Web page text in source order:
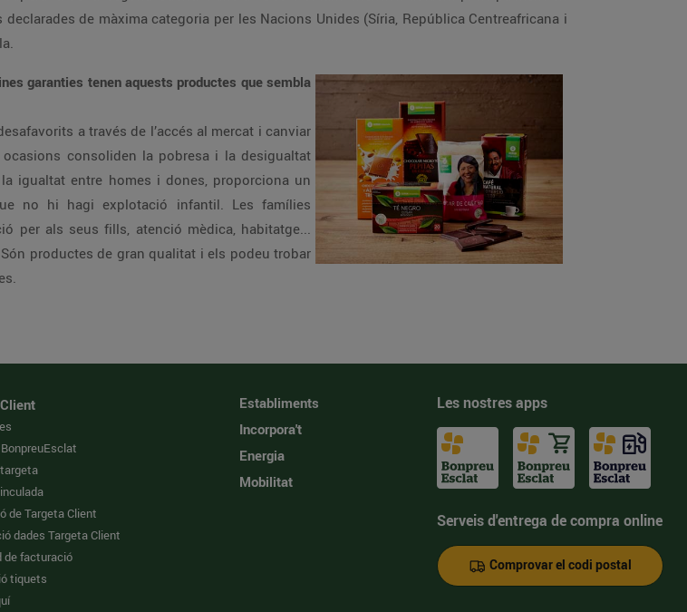
de màxima categoria per les Nacions Unides (Síria, República Centreafricana i
garanties tenen aquests productes que sembla
a través de l’accés al mercat i canviar
consoliden la pobresa i la desigualtat
igualtat entre homes i dones, proporciona un
no hi hagi explotació infantil. Les famílies
per als seus fills, atenció mèdica, habitatge...
productes de gran qualitat i els podeu trobar
de Targeta Client
dades Targeta Client
de facturació
tiquets
Establiments
Incorpora't
Energia
Mobilitat
Les nostres apps
Serveis d'entrega de compra online
Comprovar el codi postal